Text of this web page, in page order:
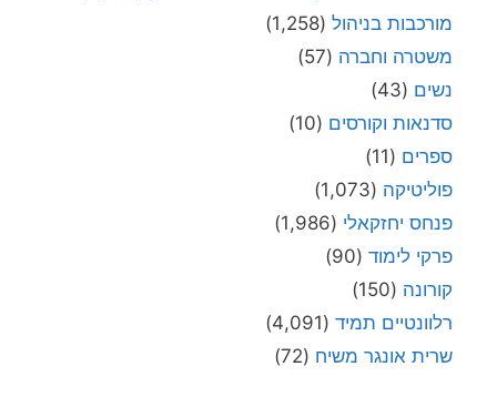
מורכבות בניהול (1,258)
משטרה וחברה (57)
נשים (43)
סדנאות וקורסים (10)
ספרים (11)
פוליטיקה (1,073)
פנחס יחזקאלי (1,986)
פרקי לימוד (90)
קורונה (150)
רלוונטיים תמיד (4,091)
שרית אונגר משיח (72)